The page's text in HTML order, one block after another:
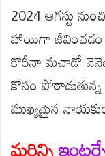
2024 ఆగస్టు
హాయిగా
కొరీనా మచాడో
కోసం పోరాడుతున్న
ముఖ్యమైన